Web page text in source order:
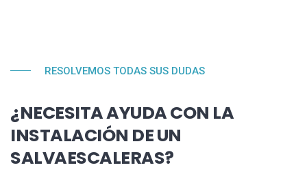
RESOLVEMOS TODAS SUS DUDAS
¿NECESITA AYUDA CON LA
INSTALACIÓN DE UN
SALVAESCALERAS?